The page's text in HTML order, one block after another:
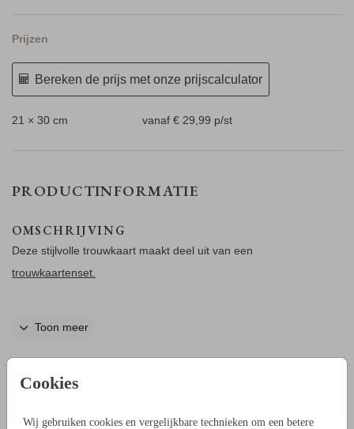
Cookies
Wij gebruiken cookies en vergelijkbare technieken om een betere
Prijzen
Bereken de prijs met onze prijscalculator
21 × 30 cm vanaf € 29,99 p/st
PRODUCTINFORMATIE
OMSCHRIJVING
Deze stijlvolle trouwkaart maakt deel uit van een
trouwkaartenset.
editor voeg je persoonlijke foto's toe per maand.
Toon meer
IN DEZELFDE STIJL KUN JE DIT OOK
BESTELLEN